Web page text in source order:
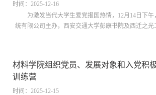
与责任感。深化理论武装：专题授课...
时间：2025-12-16
为激发当代大学生爱党报国热情，12月14日下
统有限公司主办，西安交通大学彭康书院及西迁之光
的作品展示及即兴演讲进行综合评价。西安交通大
西安交通大学彭康书院院务主任叶明，院务主任助理
作室主持人南亚娟，辅导员谢雨...
材料学院组织党员、发展对象和入党积
训练营
时间：2025-12-15